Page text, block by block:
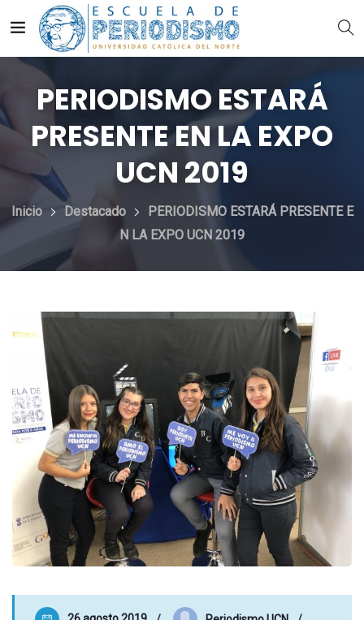
PERIODISMO ESTARÁ
PRESENTE EN LA EXPO
UCN 2019
Inicio Destacado
PERIODISMO ESTARÁ PRESENTE E
N LA EXPO UCN 2019